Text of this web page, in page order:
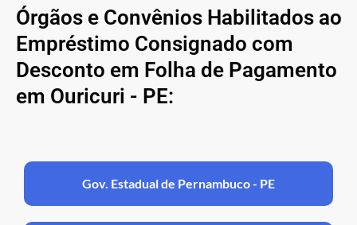
Órgãos e Convênios Habilitados ao
Empréstimo Consignado com
Desconto em Folha de Pagamento
em Ouricuri - PE:
Gov. Estadual de Pernambuco - PE